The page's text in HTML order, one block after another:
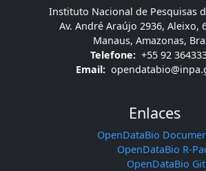
Instituto Nacional de Pesquisas
Av. André Araújo 2936, Aleixo,
Manaus, Amazonas,
Telefone: +55 92
Email:
Enlaces
OpenDataBio
OpenDataBio R-
OpenDataBio